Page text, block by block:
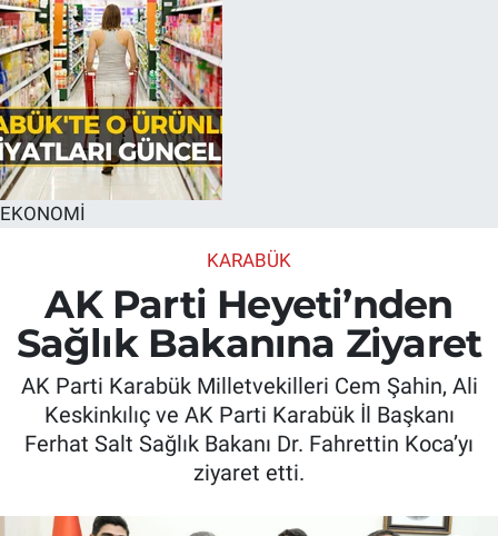
EKONOMİ
KARABÜK
AK Parti Heyeti’nden
Sağlık Bakanına Ziyaret
AK Parti Karabük Milletvekilleri Cem Şahin, Ali
Keskinkılıç ve AK Parti Karabük İl Başkanı
Ferhat Salt Sağlık Bakanı Dr. Fahrettin Koca’yı
ziyaret etti.
Haber Arşivi